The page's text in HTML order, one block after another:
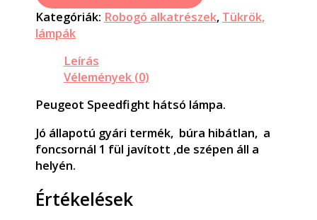
Kategóriák: Robogó alkatrészek, Tükrök,
lámpák
Leírás
Vélemények (0)
Peugeot Speedfight hátsó lámpa.
Jó állapotú gyári termék, búra hibátlan, a
foncsornál 1 fül javított ,de szépen áll a
helyén.
Értékelések